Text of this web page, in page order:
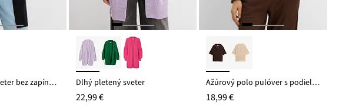
Dlhý pletený sveter bez zapínania Dlhý pletený sveter
22,99 €
Ažúrový polo pulóver s podielom bavlny
18,99 €